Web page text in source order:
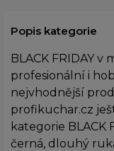
Popis kategorie
BLACK FRIDAY
profesionální i
nejvhodnější
profikuchar.cz
kategorie BLACK
černá, dlouhý